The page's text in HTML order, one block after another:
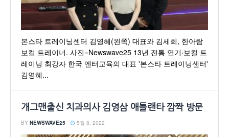
본스타 트레이닝센터 김영혜(왼쪽) 대표와 김세희, 한아람
보컬 트레이너. 사진=Newswave25 13년 전통 연기·보컬 트
레이닝 최강자 한국 엔터교육의 대표 '본스타 트레이닝센터'
김영혜...
개그맨출신 치과의사 김영삼 애틀랜타 깜짝 방문
BY NEWSWAVE25 5월 8, 2022